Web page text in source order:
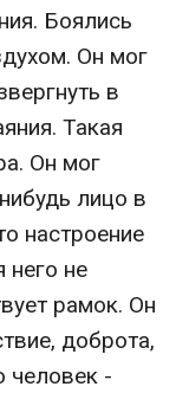
Боялись
Он мог
в
Такая
Он мог
лицо в
настроение
него не
рамок. Он
доброта,
человек -